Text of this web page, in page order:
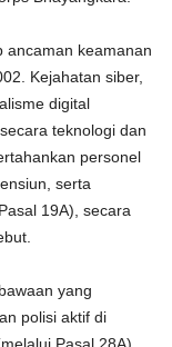
ancaman keamanan
Kejahatan siber,
digital
teknologi dan
personel
serta
19A), secara
yang
polisi aktif di
Pasal 28A)